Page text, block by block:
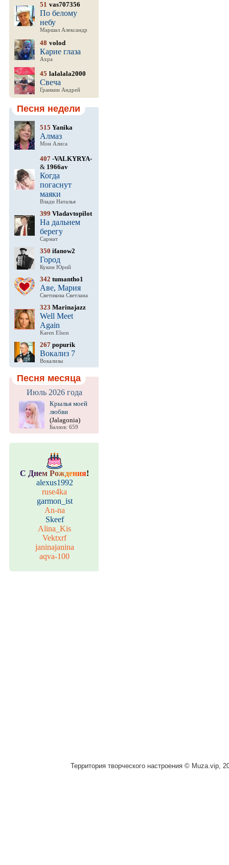
51 vas707356
По белому
небу
Маршал Александр
48 volod
Карие глаза
Ахра
45 lalalala2000
Свеча
Гранкин Андрей
Песня недели
515 Yanika
Алмаз
Мон Алиса
407 -VALKYRYA-
& 1966av
Когда
погаснут
маяки
Влади Наталья
399 Vladavtopilot
На дальнем
берегу
Сармат
350 ifanow2
Город
Кукин Юрий
342 tumantho1
Аве, Мария
Светикова Светлана
323 Marinajazz
Well Meet
Again
Karen Elson
267 popurik
Вокализ 7
Вокализы
Песня месяца
Июль 2026 года
Крылья моей
любви
(Jalagonia)
Баллов: 659
С Днем Рождения!
alexus1992
ruse4ka
garmon_ist
An-na
Skeef
Alina_Kis
Vektxrf
janinajanina
aqva-100
Территория творческого настроения © Muza.vip,